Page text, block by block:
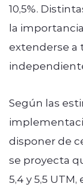
10,5%.
la
extenderse a
Según las
disponer de
se proyecta
5,4 y 5,5